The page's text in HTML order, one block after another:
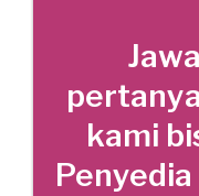
kami